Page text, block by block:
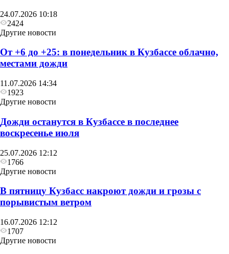
24.07.2026 10:18
2424
Другие новости
От +6 до +25: в понедельник в Кузбассе облачно,
местами дожди
11.07.2026 14:34
1923
Другие новости
Дожди останутся в Кузбассе в последнее
воскресенье июля
25.07.2026 12:12
1766
Другие новости
В пятницу Кузбасс накроют дожди и грозы с
порывистым ветром
16.07.2026 12:12
1707
Другие новости